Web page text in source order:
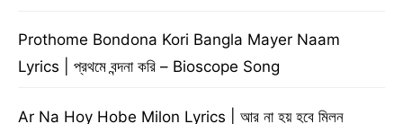
Prothome Bondona Kori Bangla Mayer Naam
Lyrics | প্রথমে বন্দনা করি – Bioscope Song
Ar Na Hoy Hobe Milon Lyrics | আর না হয় হবে মিলন